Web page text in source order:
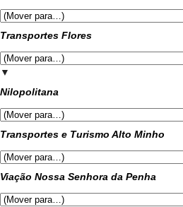
Transportes Flores
▼
Nilopolitana
Transportes e Turismo Alto Minho
Viação Nossa Senhora da Penha